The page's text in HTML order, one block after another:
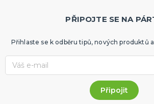
PŘIPOJTE SE NA
Přihlaste se k odběru tipů, nových produktů